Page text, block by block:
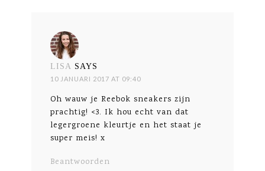
LISA SAYS
10 JANUARI 2017 AT 09:40
Oh wauw je Reebok sneakers zijn
prachtig! <3. Ik hou echt van dat
legergroene kleurtje en het staat je
super meis! x
Beantwoorden